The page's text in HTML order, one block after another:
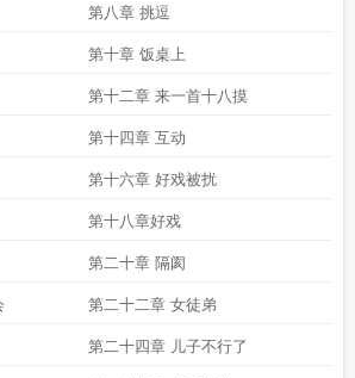
第八章 挑逗
第十章 饭桌上
第十二章 来一首十八摸
第十四章 互动
第十六章 好戏被扰
第十八章好戏
第二十章 隔阂
第二十二章 女徒弟
第二十四章 儿子不行了